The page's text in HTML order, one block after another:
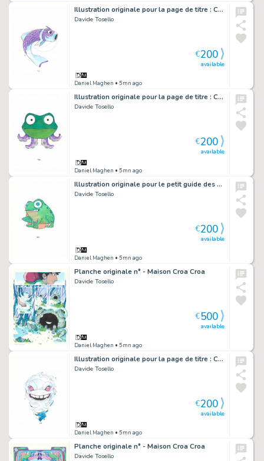
Illustration originale pour la page de titre : Chapitre 08, Ouvre les yeux ! - Maison Croa Croa
Davide Tosello
Daniel Maghen • 5mn ago
available
€200
Illustration originale pour la page de titre : Chapitre 05, Maion Croâ Croâ - Maison Croa Croa
Davide Tosello
Daniel Maghen • 5mn ago
available
€200
Illustration originale pour le petit guide des symboles : la Grenouille - Maison Croa Croa
Davide Tosello
Daniel Maghen • 5mn ago
available
€200
Planche originale n° - Maison Croa Croa
Davide Tosello
Daniel Maghen • 5mn ago
available
€500
Illustration originale pour la page de titre : Chapitre 07, Sous l'herbe - Maison Croa Croa
Davide Tosello
Daniel Maghen • 5mn ago
available
€200
Planche originale n° - Maison Croa Croa
Davide Tosello